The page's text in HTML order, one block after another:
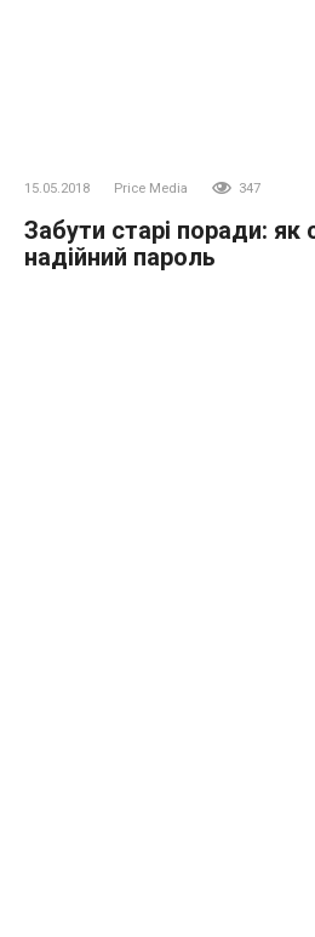
15.05.2018 Price Media 347
Забути старі поради: як
надійний пароль